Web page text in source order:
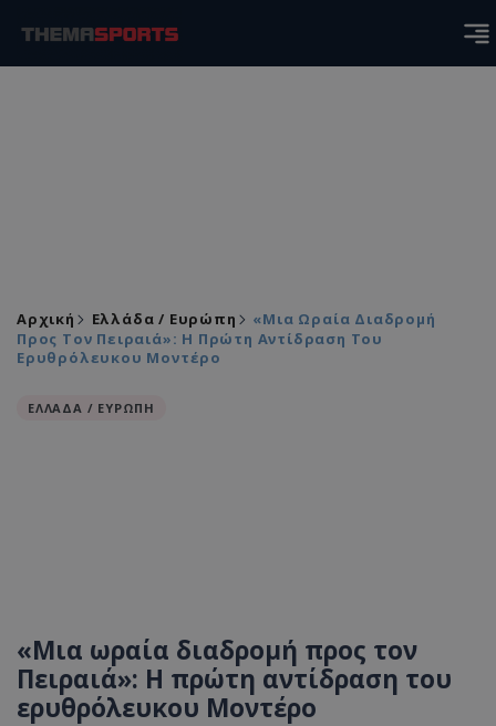
Αρχική Ελλάδα / Ευρώπη
«Μια Ωραία Διαδρομή
Προς Τον Πειραιά»: Η Πρώτη Αντίδραση Του
Ερυθρόλευκου Μοντέρο
ΕΛΛΑΔΑ / ΕΥΡΩΠΗ
«Μια ωραία διαδρομή προς τον
Πειραιά»: Η πρώτη αντίδραση του
ερυθρόλευκου Μοντέρο